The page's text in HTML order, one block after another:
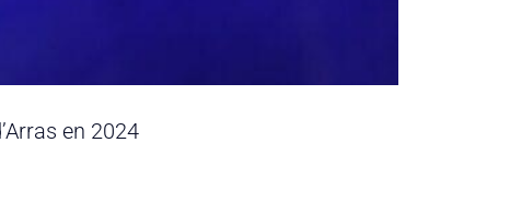
en 2024